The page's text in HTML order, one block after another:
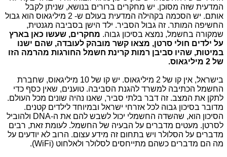
המדעית שזה מסוכן. יש מחקרים ברורים בנושא, שניתן לקבל
אותם. יש הסכמה בקהילה המדעית בעולם ש- 2 מיליגאוס הוא גבול
החשיפה המותר. זה גבול הסביר. ילד הישן בסביבה מגנטית,
שמקורה בחשמל, נמצא בסיכון גבוה. מחקרים, שעשו כאן בארץ
על ילדים חולי סרטן, מצאו קשר מובהק לעובדה, שהם ישנו
במיטות, שהיו סביבן רמות קרינת חשמל החורגות מהרמה הזו
של 2 מיליגאוס.
בישראל, אין קו של 2 מיליגאוס. יש קו של 10 מיליגאוס, שחברת
החשמל הכתיבה למשרד להגנת הסביבה. טוענים, שאין כסף כדי
לתקן את המצב. זה דבר בלתי סביר, שאנו נהיה שונים מכל העולם.
מדובר בסיכון גבוה לכל אזרחי ישראל ובמיוחד לילדים קטנים.
הסיכון הוא, שהשדה החשמלי יכול לשבש להם את ה-DNA ולהוביל
לסרטן. מעטים מדברים על הבעיה של החשמל. לעומת זאת, רבים
מדברים על הסלולר ויש בתחום זה מידע עצום. הרוב לא יודעים על
מה הם מדברים כשהם מתייחסים לסלולר ולאלחוט (WiFi).